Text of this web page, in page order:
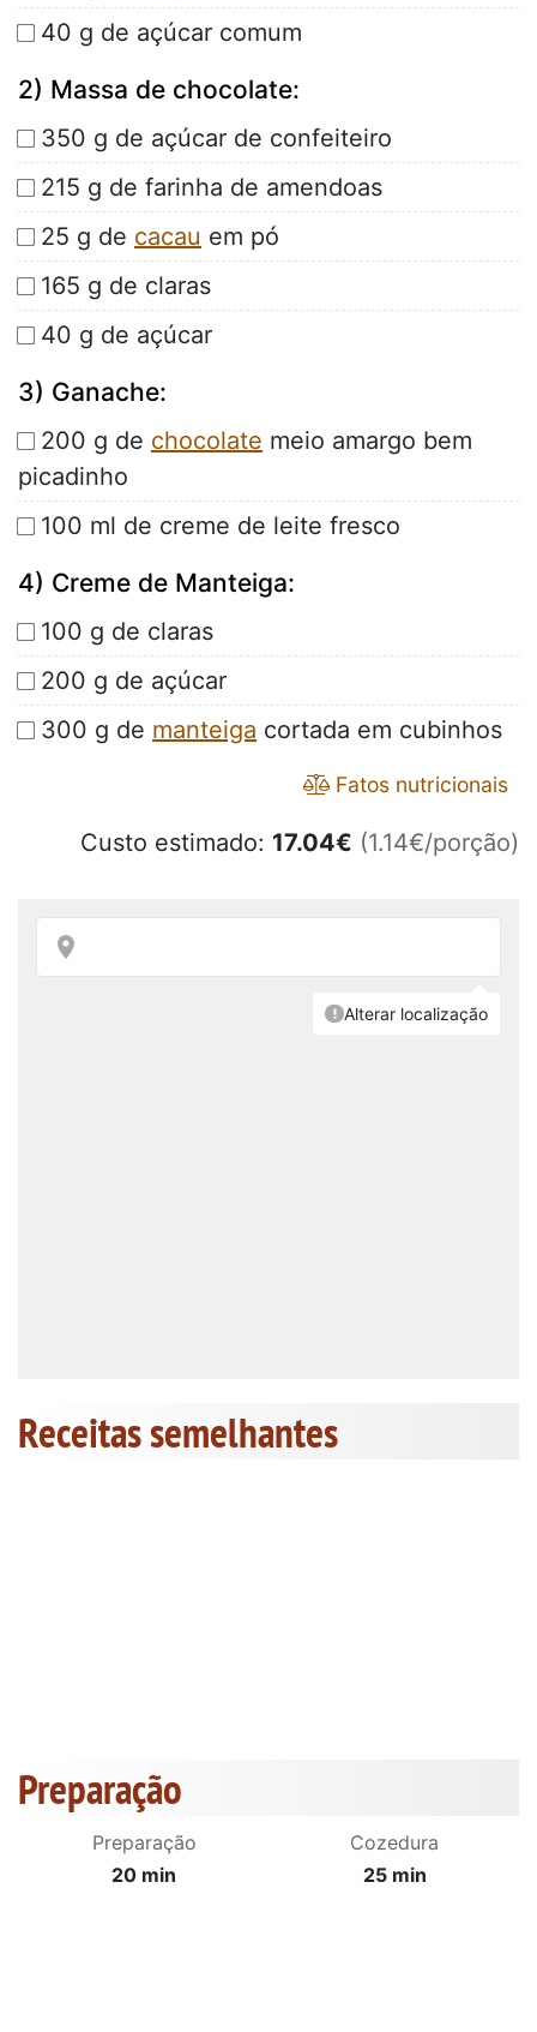
40 g de açúcar comum
2) Massa de chocolate:
350 g de açúcar de confeiteiro
215 g de farinha de amendoas
25 g de cacau em pó
165 g de claras
40 g de açúcar
3) Ganache:
200 g de chocolate meio amargo bem
picadinho
100 ml de creme de leite fresco
4) Creme de Manteiga:
100 g de claras
200 g de açúcar
300 g de manteiga cortada em cubinhos
Fatos nutricionais
Custo estimado: 17.04€ (1.14€/porção)
Receitas semelhantes
Preparação
Preparação
20 min
Cozedura
25 min